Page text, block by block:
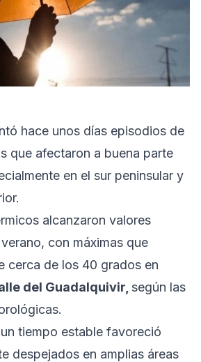
hace unos días episodios de
que afectaron a buena parte
en el sur peninsular y
alcanzaron valores
con máximas que
cerca de los 40 grados en
del Guadalquivir, según las
tiempo estable favoreció
despejados en amplias áreas